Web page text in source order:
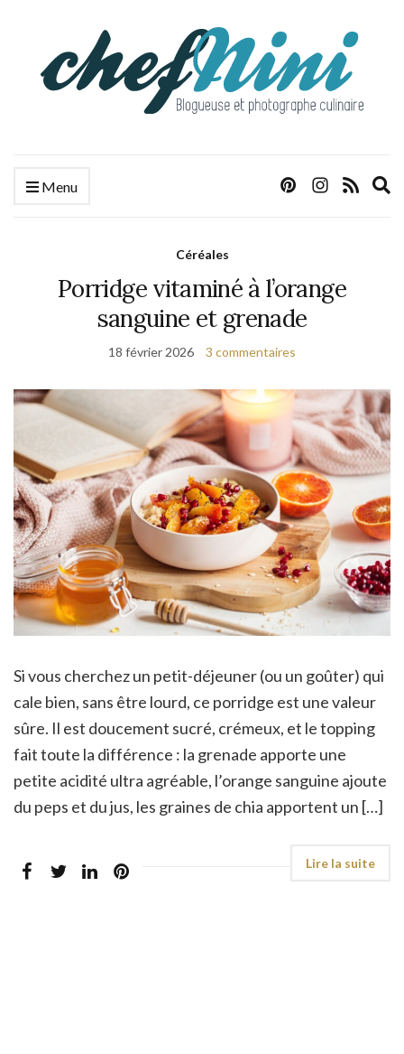
Menu
Céréales
Porridge vitaminé à l’orange
sanguine et grenade
18 février 2026 3 commentaires
Si vous cherchez un petit-déjeuner (ou un goûter) qui
cale bien, sans être lourd, ce porridge est une valeur
sûre. Il est doucement sucré, crémeux, et le topping
fait toute la différence : la grenade apporte une
petite acidité ultra agréable, l’orange sanguine ajoute
du peps et du jus, les graines de chia apportent un […]